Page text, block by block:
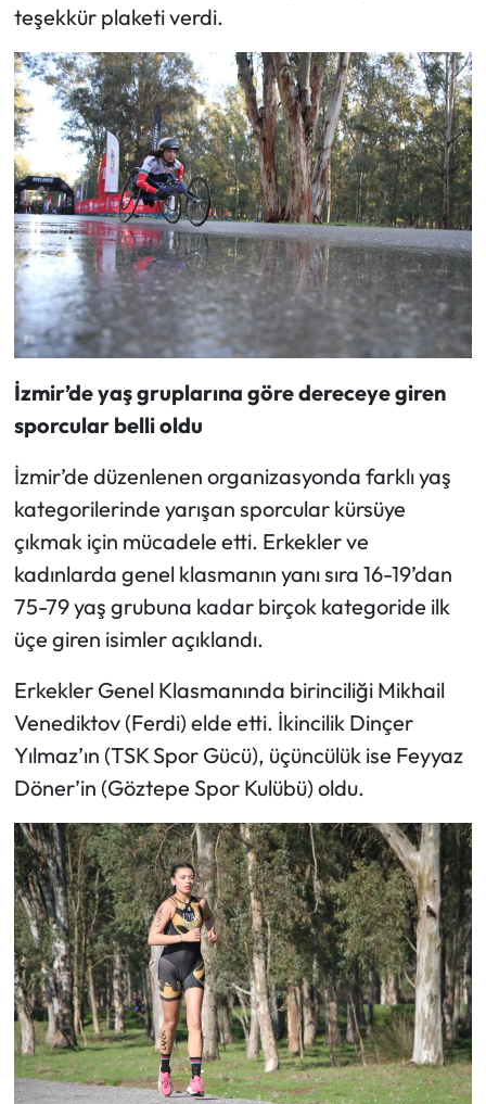
teşekkür plaketi verdi.
İzmir’de yaş gruplarına göre dereceye giren
sporcular belli oldu
İzmir’de düzenlenen organizasyonda farklı yaş
kategorilerinde yarışan sporcular kürsüye
çıkmak için mücadele etti. Erkekler ve
kadınlarda genel klasmanın yanı sıra 16-19’dan
75-79 yaş grubuna kadar birçok kategoride ilk
üçe giren isimler açıklandı.
Erkekler Genel Klasmanında birinciliği Mikhail
Venediktov (Ferdi) elde etti. İkincilik Dinçer
Yılmaz’ın (TSK Spor Gücü), üçüncülük ise Feyyaz
Döner’in (Göztepe Spor Kulübü) oldu.